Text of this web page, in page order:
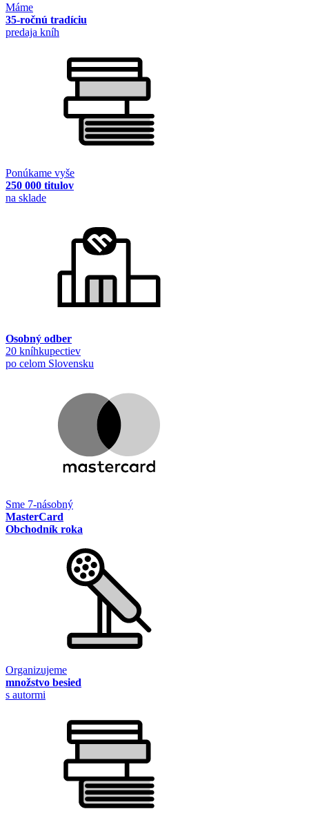
Máme
35-ročnú tradíciu
predaja kníh
Ponúkame vyše
250 000 titulov
na sklade
Osobný odber
20 kníhkupectiev
po celom Slovensku
Sme 7-násobný
MasterCard
Obchodník roka
Organizujeme
množstvo besied
s autormi